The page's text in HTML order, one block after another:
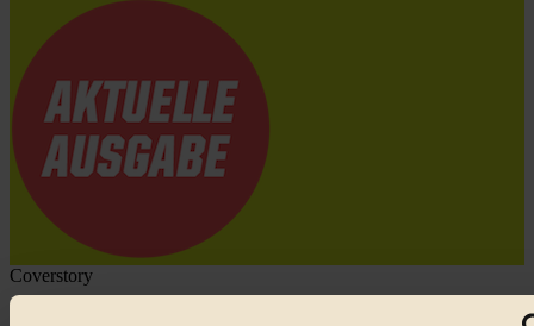
Coverstory